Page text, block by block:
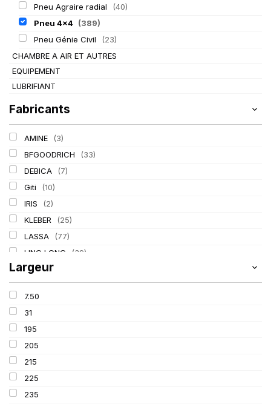
Pneu Agraire radial
(40)
Pneu 4x4 (389)
Pneu Génie Civil
(23)
CHAMBRE A AIR ET AUTRES
EQUIPEMENT
LUBRIFIANT
Fabricants
AMINE
(3)
BFGOODRICH
(33)
DEBICA
(7)
Giti
(10)
IRIS
(2)
KLEBER
(25)
LASSA
(77)
LING LONG
(39)
MICHELIN
PIRELLI (110)
TIGAR
Largeur
7.50
31
195
205
215
225
235